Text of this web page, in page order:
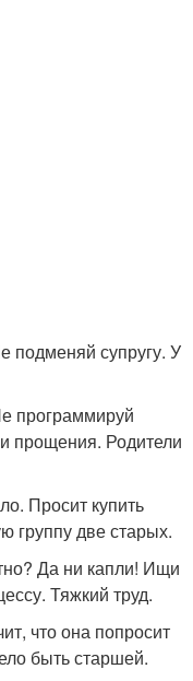
подменяй супругу. У
программируй
прощения. Родители
Просит купить
группу две старых.
Да ни капли! Ищи
Тяжкий труд.
что она попросит
быть старшей.